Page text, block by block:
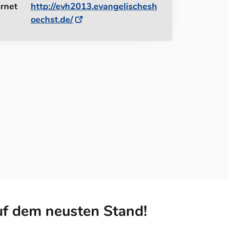
http://evh2013.evangelischesh
oechst.de/
dem neusten Stand!